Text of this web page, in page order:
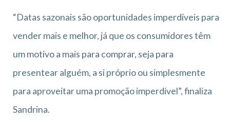
“Datas sazonais são oportunidades imperdíveis para
vender mais e melhor, já que os consumidores têm
um motivo a mais para comprar, seja para
presentear alguém, a si próprio ou simplesmente
para aproveitar uma promoção imperdível”, finaliza
Sandrina.